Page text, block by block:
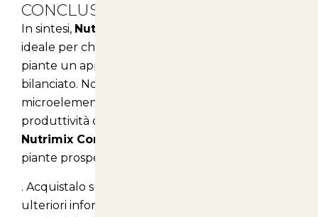
CONCLUSIONI
In sintesi, Nutrimix Complete
ideale per chi desidera garantire alle proprie
piante un apporto nutritivo completo e
bilanciato. Non lasciare che le carenze di
microelementi compromettano la salute e la
produttività delle tue coltivazioni. Scegli
Nutrimix Complete
piante prosperino come meritano!
. Acquistalo sul nostro sito
ulteriori informazioni e per scoprire tutti i nostri